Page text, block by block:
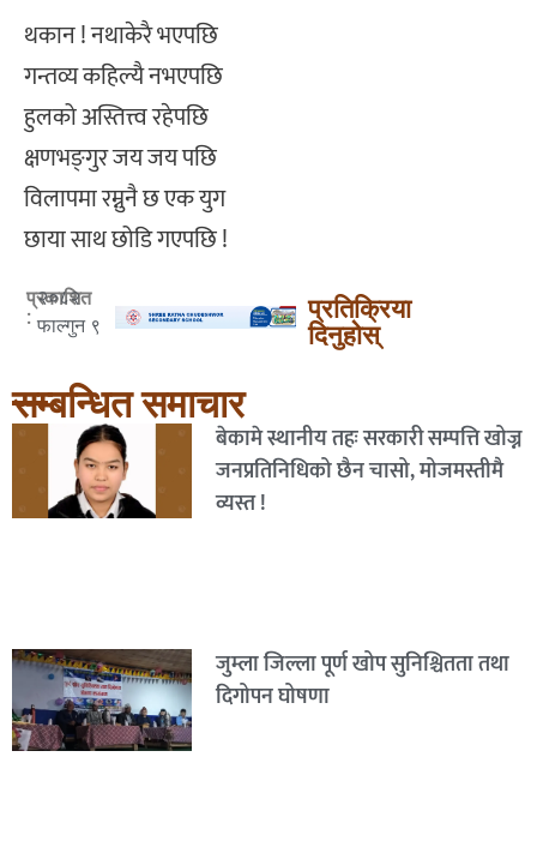
थकान ! नथाकेरै भएपछि
गन्तव्य कहिल्यै नभएपछि
हुलको अस्तित्त्व रहेपछि
क्षणभङ्‌गुर जय जय पछि
विलापमा रम्नुनै छ एक युग
छाया साथ छोडि गएपछि !
प्रकाशित
:
२०८२
फाल्गुन ९
प्रतिक्रिया
दिनुहोस्
सम्बन्धित समाचार
बेकामे स्थानीय तहः सरकारी सम्पत्ति खोज्न
जनप्रतिनिधिको छैन चासो, मोजमस्तीमै
व्यस्त !
जुम्ला जिल्ला पूर्ण खोप सुनिश्चितता तथा
दिगोपन घोषणा